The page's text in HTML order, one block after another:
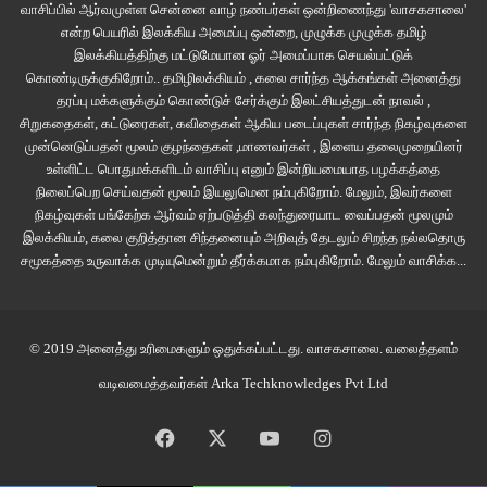
மாயாதீதம், என்.ஸ்ரீராம் தேர்ந்தெடுத்த குறுநாவல்கள்
இரண்டுமே தமிழ்வெளி வெளியீடு. புத்தகம் வாங்க : +919094005600
இணைய இதழ் 125 இலக்கியம் கட்டுரை
வாசகசாலை
வாசிப்பில் ஆர்வமுள்ள சென்னை வாழ் நண்பர்கள் ஒன்றிணைந்து 'வாசகசாலை'
என்ற பெயரில் இலக்கிய அமைப்பு ஒன்றை, முழுக்க முழுக்க தமிழ்
இலக்கியத்திற்கு மட்டுமேயான ஓர் அமைப்பாக செயல்பட்டுக்
கொண்டிருக்குகிறோம்.. தமிழிலக்கியம் , கலை சார்ந்த ஆக்கங்கள் அனைத்து
தரப்பு மக்களுக்கும் கொண்டுச் சேர்க்கும் இலட்சியத்துடன் நாவல் ,
சிறுகதைகள், கட்டுரைகள், கவிதைகள் ஆகிய படைப்புகள் சார்ந்த நிகழ்வுகளை
முன்னெடுப்பதன் மூலம் குழந்தைகள் ,மாணவர்கள் , இளைய தலைமுறையினர்
உள்ளிட்ட பொதுமக்களிடம் வாசிப்பு எனும் இன்றியமையாத பழக்கத்தை
நிலைப்பெற செய்வதன் மூலம் இயலுமென நம்புகிறோம். மேலும், இவர்களை
நிகழ்வுகள் பங்கேற்க ஆர்வம் ஏற்படுத்தி கலந்துரையாட வைப்பதன் மூலமும்
இலக்கியம், கலை குறித்தான சிந்தனையும் அறிவுத் தேடலும் சிறந்த நல்லதொரு
சமூகத்தை உருவாக்க முடியுமென்றும் தீர்க்கமாக நம்புகிறோம். மேலும் வாசிக்க...
© 2019 அனைத்து உரிமைகளும் ஒதுக்கப்பட்டது. வாசகசாலை . வலைத்தளம்
வடிவமைத்தவர்கள் Arka Techknowledges Pvt Ltd
Facebook YouTubeInstagram